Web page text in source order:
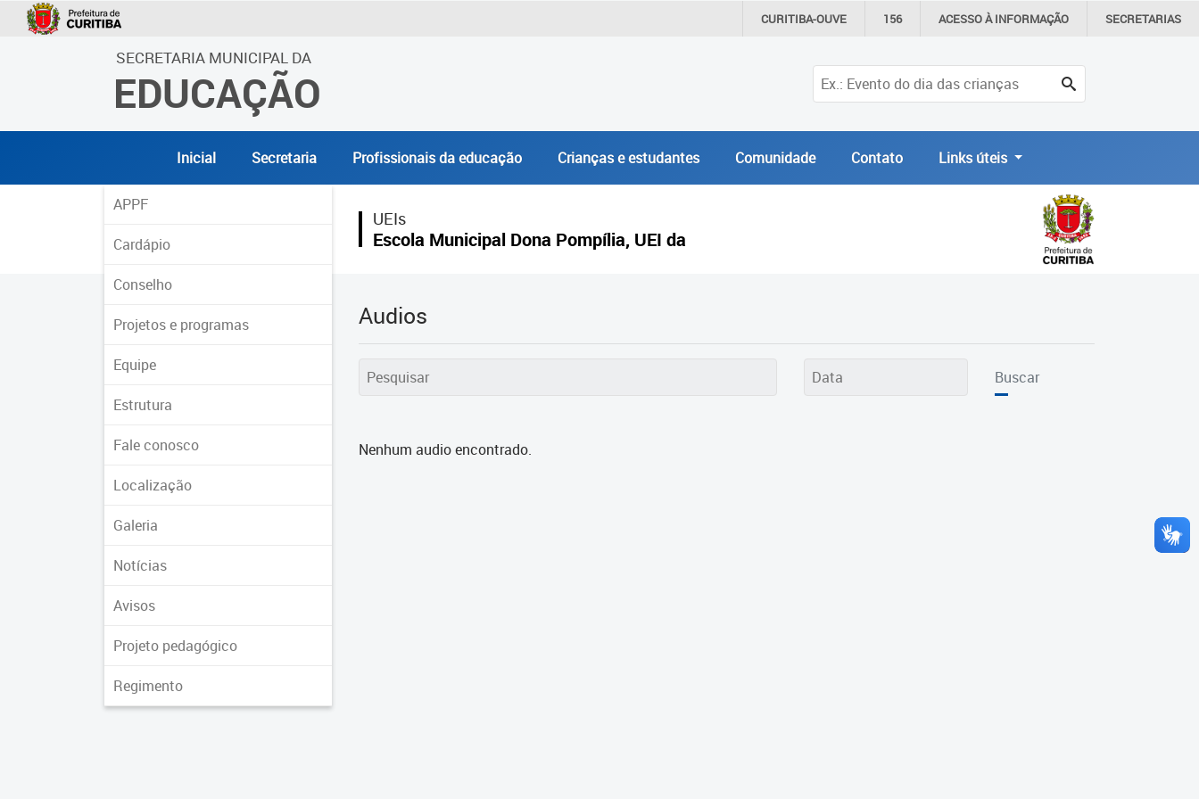
CURITIBA-OUVE 156 ACESSO ÀINFORMAÇÃO SECRETARIAS
SECRETARIA MUNICIPAL DA
EDUCAÇÃO
Inicial Secretaria Profissionais da educação Crianças e estudantes Comunidade Contato Links úteis
APPF
Cardápio
Conselho
Projetos e programas
Equipe
Estrutura
Fale conosco
Localização
Galeria
Notícias
Avisos
Projeto pedagógico
Regimento
UEIs
Escola Municipal Dona Pompília, UEI da
Audios
Buscar
Nenhum audio encontrado.